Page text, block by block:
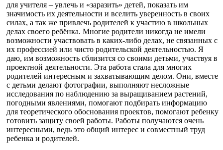
для учителя – увлечь и «заразить» детей, показать им
значимость их деятельности и вселить уверенность в своих
силах, а так же привлечь родителей к участию в школьных
делах своего ребёнка. Многие родители никогда не имели
возможности участвовать в каких-либо делах, не связанных с
их профессией или чисто родительской деятельностью. Я
даю, им возможность сблизится со своими детьми, участвуя в
проектной деятельности. Эта работа стала для многих
родителей интересным и захватывающим делом. Они, вместе
с детьми делают фотографии, выполняют несложные
исследования по наблюдению за выращиванием растений,
погодными явлениями, помогают подбирать информацию
для теоретического обоснования проектов, помогают ребенку
готовить защиту своей работы. Работы получаются очень
интересными, ведь это общий интерес и совместный труд
ребенка и родителей.